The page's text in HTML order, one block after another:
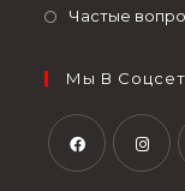
Частые
Мы В